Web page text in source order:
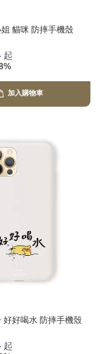
貓咪 防摔手機殼
起
加入購物車
好好喝水 防摔手機殼
起